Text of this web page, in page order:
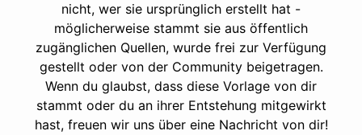
nicht, wer sie ursprünglich erstellt hat -
möglicherweise stammt sie aus öffentlich
zugänglichen Quellen, wurde frei zur Verfügung
gestellt oder von der Community beigetragen.
Wenn du glaubst, dass diese Vorlage von dir
stammt oder du an ihrer Entstehung mitgewirkt
hast, freuen wir uns über eine Nachricht von dir!